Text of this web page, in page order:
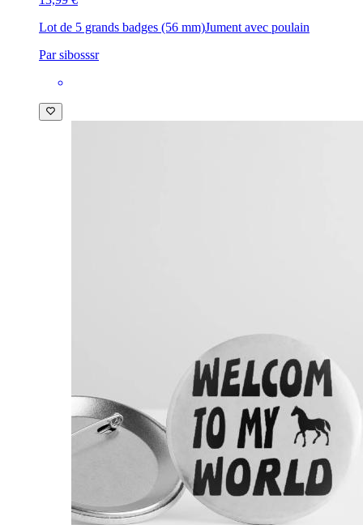
Lot de 5 grands badges (56 mm)Jument avec poulain
Par sibosssr